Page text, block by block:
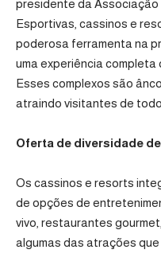
presidente da
Esportivas, cassinos e
poderosa ferramenta na
uma experiência completa
Esses complexos são
atraindo visitantes de todo
Oferta de diversidade
Os cassinos e resorts
de opções de
vivo, restaurantes
algumas das atrações